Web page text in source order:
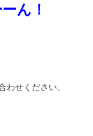
ん！
わせください。